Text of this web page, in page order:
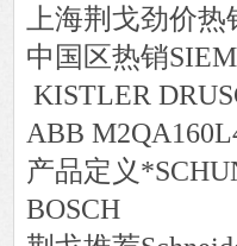
上海荆戈劲价
中国区热销
KISTLER
ABB
产品定义
BOSCH